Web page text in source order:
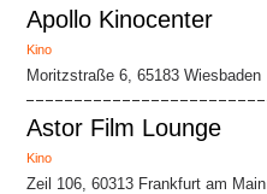
Apollo Kinocenter
Kino
Moritzstraße 6, 65183 Wiesbaden
Astor Film Lounge
Kino
Zeil 106, 60313 Frankfurt am Main